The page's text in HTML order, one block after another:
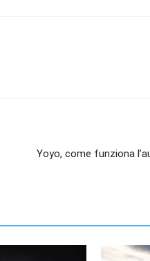
Yoyo, come funziona